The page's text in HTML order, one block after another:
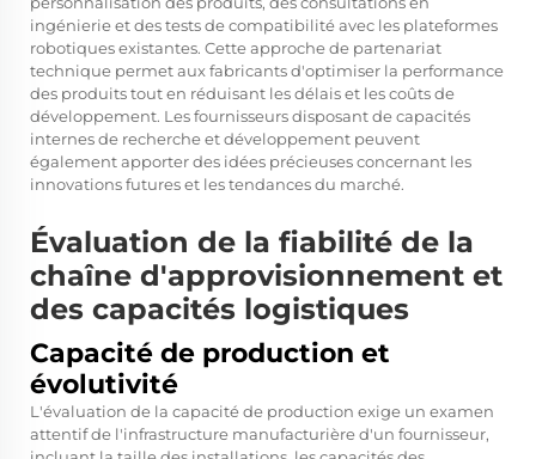
ingénierie et des tests de compatibilité avec les plateformes
robotiques existantes. Cette approche de partenariat
technique permet aux fabricants d'optimiser la performance
des produits tout en réduisant les délais et les coûts de
développement. Les fournisseurs disposant de capacités
internes de recherche et développement peuvent
également apporter des idées précieuses concernant les
innovations futures et les tendances du marché.
Évaluation de la fiabilité de la
chaîne d'approvisionnement et
des capacités logistiques
Capacité de production et
évolutivité
L'évaluation de la capacité de production exige un examen
attentif de l'infrastructure manufacturière d'un fournisseur,